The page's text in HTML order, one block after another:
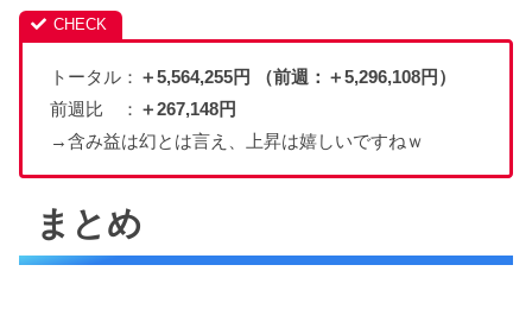
トータル： ＋5,564,255円 （前週：＋5,296,108円）
前週比 ： ＋267,148円
→含み益は幻とは言え、上昇は嬉しいですねｗ
まとめ